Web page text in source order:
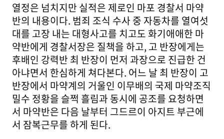
열정은 넘치지만 실적은 제로인 마포 경찰서 마약
반의 내용이다. 범죄 조식 수사 중 자동차를 열여섯
대를 고장 내는 대형사고를 치고도 화기애애한 마
약반에게 경찰서장은 질책을 하고, 고 반장에게는
후배인 강력반 최 반장이 먼저 과장으로 진급한 건
아냐면서 한심하게 쳐다본다. 어느 날 최 반장이 고
반장에서 마약계의 거울인 이무배의 국제 마약조직
밀수 정황을 슬쩍 흘림과 동시에 공조를 요청하면
서 마약반은 다음 날부터 그드르이 아지트 부근에
서 잠복근무를 하게 된다.